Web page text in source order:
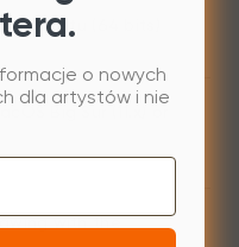
Ubuntu (64 bits)
Big Sur (11.x) or
with the
o nowych
dla artystów i nie